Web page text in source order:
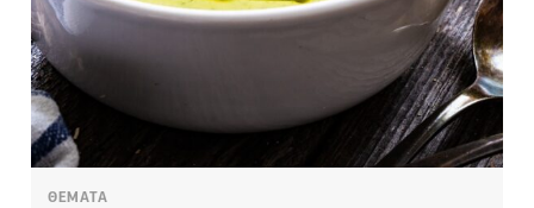
ΘΕΜΑΤΑ